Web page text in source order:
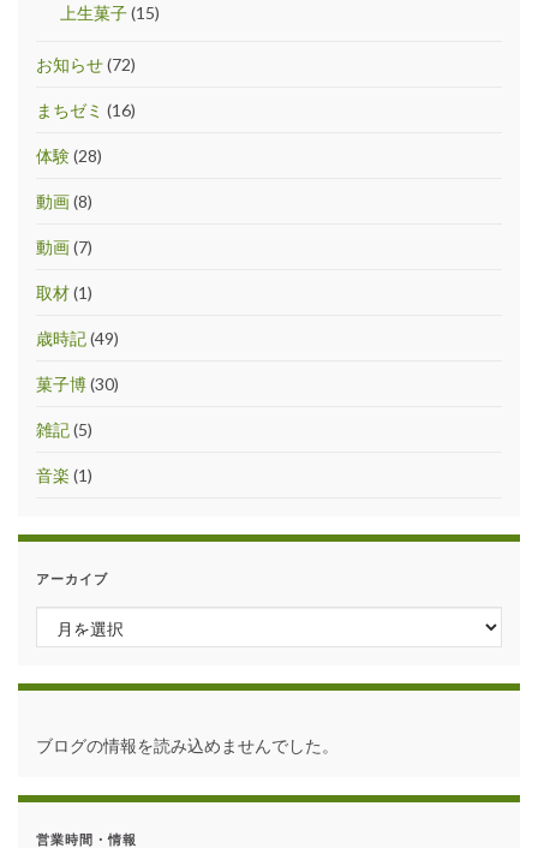
上生菓子(15)
お知らせ(72)
まちゼミ (16)
体験(28)
動画(8)
動画(7)
取材(1)
歳時記(49)
菓子博(30)
雑記(5)
音楽 (1)
アーカイブ
アーカイブ
ブログの情報を読み込めませんでした。
営業時間・情報